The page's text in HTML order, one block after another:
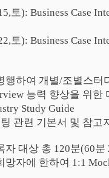
토): Business Case
토): Business Case
행하여 개별/조별스터
능력 향상을 위한
Study Guide
관련 기본서 및 참고
자 대상 총 120분(60분
망자에 한하여 1:1